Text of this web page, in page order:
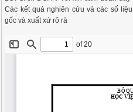
Các kết quả nghiên cứu và các số
gốc và xuất xứ rõ rà